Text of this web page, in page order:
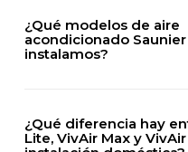
¿Qué modelos de aire
acondicionado Saunier
instalamos?
VivAir Max
¿Qué diferencia hay
Lite, VivAir Max y